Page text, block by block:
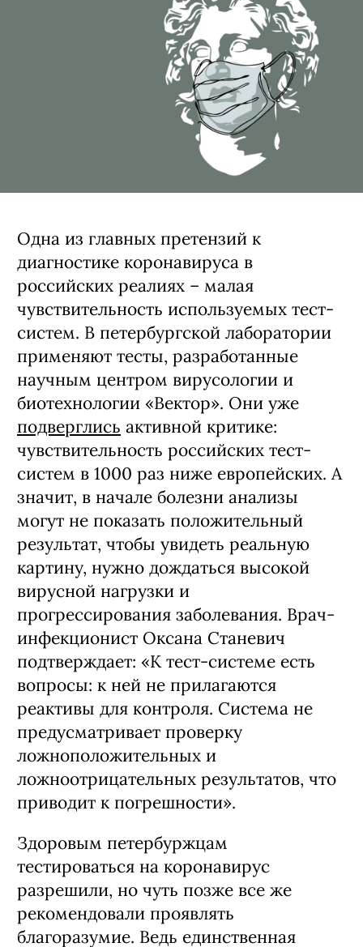
Одна из главных претензий к
диагностике коронавируса в
российских реалиях – малая
чувствительность используемых тест-
систем. В петербургской лаборатории
применяют тесты, разработанные
научным центром вирусологии и
биотехнологии «Вектор». Они уже
подверглись активной критике:
чувствительность российских тест-
систем в 1000 раз ниже европейских. А
значит, в начале болезни анализы
могут не показать положительный
результат, чтобы увидеть реальную
картину, нужно дождаться высокой
вирусной нагрузки и
прогрессирования заболевания. Врач-
инфекционист Оксана Станевич
подтверждает: «К тест-системе есть
вопросы: к ней не прилагаются
реактивы для контроля. Система не
предусматривает проверку
ложноположительных и
ложноотрицательных результатов, что
приводит к погрешности».
Здоровым петербуржцам
тестироваться на коронавирус
разрешили, но чуть позже все же
рекомендовали проявлять
благоразумие. Ведь единственная